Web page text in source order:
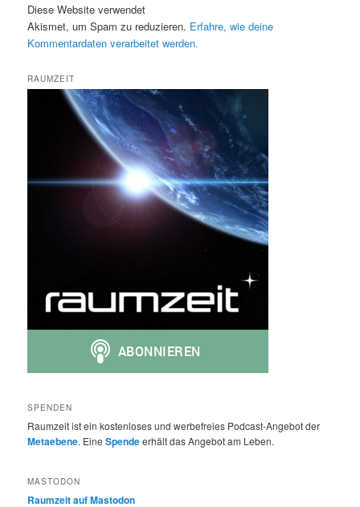
Diese Website verwendet
Akismet, um Spam zu reduzieren. Erfahre, wie deine
Kommentardaten verarbeitet werden.
RAUMZEIT
SPENDEN
Raumzeit ist ein kostenloses und werbefreies Podcast-Angebot der
Metaebene. EineSpendeerhält das Angebot am Leben.
MASTODON
Raumzeit auf Mastodon